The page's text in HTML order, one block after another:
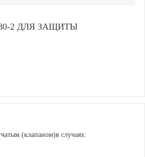
2 ДЛЯ ЗАЩИТЫ
(клапаном)в случаях: